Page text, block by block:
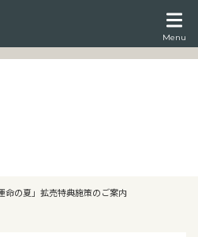
Menu
命の夏」拡売特典施策のご案内